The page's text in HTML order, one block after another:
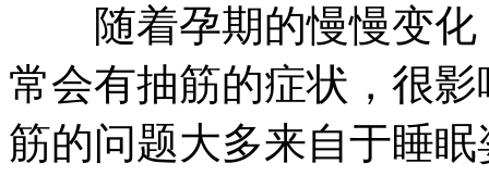
随着孕期的慢慢变化
常会有抽筋的症状，很
筋的问题大多来自于睡